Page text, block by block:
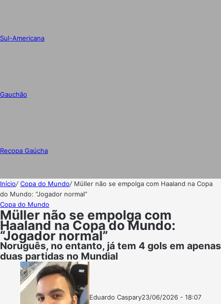
Sul-Americana
Gauchão
Recopa Gaúcha
Início/Copa do Mundo/ Müller não se empolga com Haaland na Copa
do Mundo: “Jogador normal”
Copa do Mundo
Müller não se empolga com
Haaland na Copa do Mundo:
“Jogador normal”
Noruguês, no entanto, já tem 4 gols em apenas
duas partidas no Mundial
Eduardo CasparyFollow
Mande
23/06/2026 - 18:07